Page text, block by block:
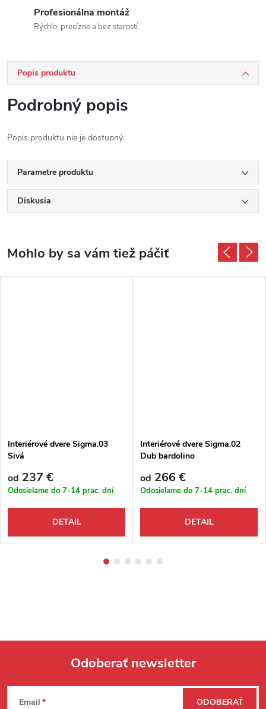
Profesionálna montáž
Rýchlo, precízne a bez starostí.
Popis produktu
Podrobný popis
Popis produktu nie je dostupný
Parametre produktu
Diskusia
Interiérové dvere Sigma.03
Sivá
od 237 €
Odosielame do 7-14 prac. dní
DETAIL
Interiérové dvere Sigma.02
Dub bardolino
od 266 €
Odosielame do 7-14 prac. dní
DETAIL
Zápätie
Odoberať newsletter
Email ODOBERAŤ